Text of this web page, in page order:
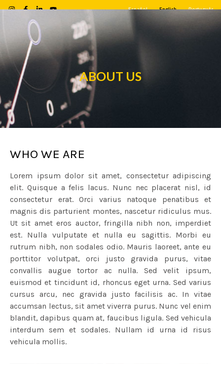
Español English Português
ABOUT US
WHO WE ARE
Lorem ipsum dolor sit amet, consectetur adipiscing
elit. Quisque a felis lacus. Nunc nec placerat nisl, id
consectetur erat. Orci varius natoque penatibus et
magnis dis parturient montes, nascetur ridiculus mus.
Ut sit amet eros auctor, fringilla nibh non, imperdiet
est. Nulla vulputate et nulla eu sagittis. Morbi eu
rutrum nibh, non sodales odio. Mauris laoreet, ante eu
porttitor volutpat, orci justo gravida purus, vitae
convallis augue tortor ac nulla. Sed velit ipsum,
euismod et tincidunt id, rhoncus eget urna. Sed varius
cursus arcu, nec gravida justo facilisis ac. In vitae
accumsan lectus, sit amet viverra purus. Nunc vel enim
blandit, dapibus quam at, faucibus ligula. Sed vehicula
interdum sem et sodales. Nullam id urna id risus
vehicula mollis.